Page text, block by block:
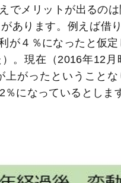
でメリットが出るの
あります。例えば借
が４％になったと仮
。現在（2016年12
がったということ
になっているとしま